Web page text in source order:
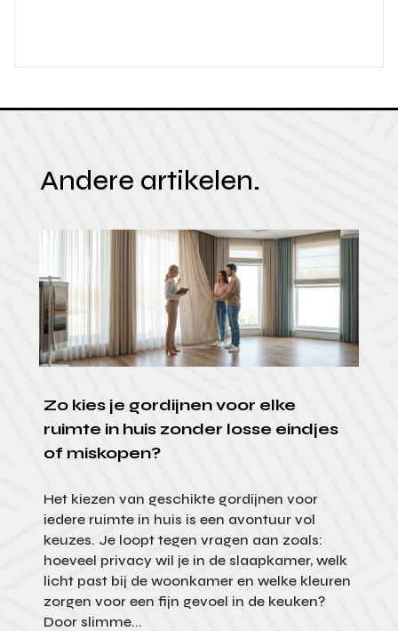
Andere artikelen.
Zo kies je gordijnen voor elke
ruimte in huis zonder losse eindjes
of miskopen?
Het kiezen van geschikte gordijnen voor
iedere ruimte in huis is een avontuur vol
keuzes. Je loopt tegen vragen aan zoals:
hoeveel privacy wil je in de slaapkamer, welk
licht past bij de woonkamer en welke kleuren
zorgen voor een fijn gevoel in de keuken?
Door slimme...